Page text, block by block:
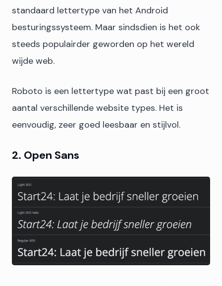
standaard lettertype van het Android
besturingssysteem. Maar sindsdien is het ook
steeds populairder geworden op het wereld
wijde web.
Roboto is een lettertype wat past bij een groot
aantal verschillende website types. Het is
eenvoudig, zeer goed leesbaar en stijlvol.
2. Open Sans